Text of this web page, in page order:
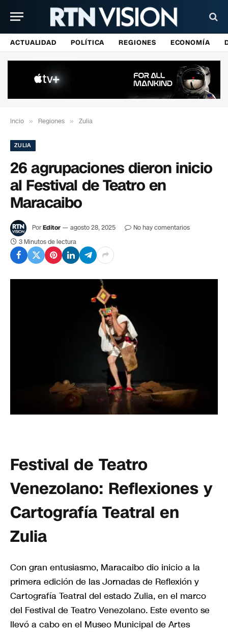
ACTUALIDAD POLÍTICA REGIONES ECONOMÍA
Incio » Regiones » Zulia
ZULIA
26 agrupaciones dieron inicio
al Festival de Teatro en
Maracaibo
PorEditor agosto 28, 2025
No hay comentarios
3 Minutos de lectura
Festival de Teatro
Venezolano: Reflexiones y
Cartografía Teatral en
Zulia
Con gran entusiasmo, Maracaibo dio inicio a la
primera edición de las Jornadas de Reflexión y
Cartografía Teatral del estado Zulia, en el marco
del Festival de Teatro Venezolano. Este evento se
llevó a cabo en el Museo Municipal de Artes